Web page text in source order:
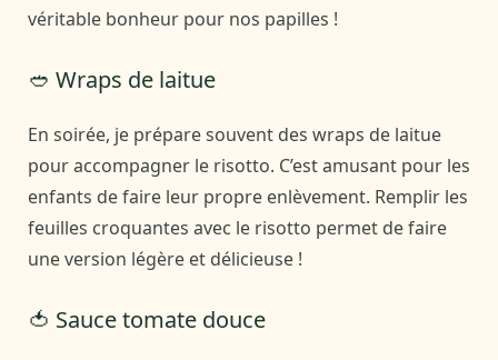
véritable bonheur pour nos papilles !
🥙 Wraps de laitue
En soirée, je prépare souvent des wraps de laitue
pour accompagner le risotto. C’est amusant pour les
enfants de faire leur propre enlèvement. Remplir les
feuilles croquantes avec le risotto permet de faire
une version légère et délicieuse !
🍅 Sauce tomate douce